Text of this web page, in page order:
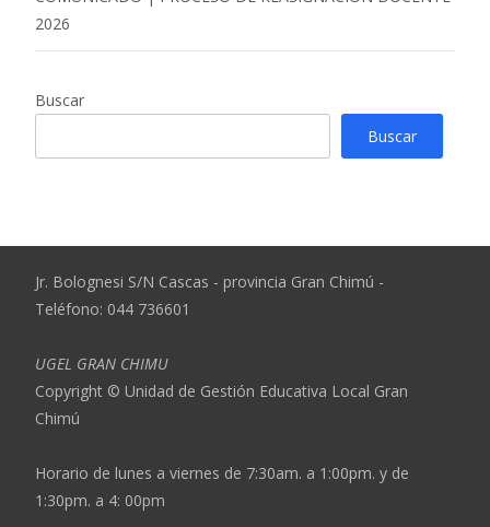
2026
Buscar
Buscar
Jr. Bolognesi S/N Cascas - provincia Gran Chimú -
Teléfono: 044 736601
UGEL GRAN CHIMU
Copyright © Unidad de Gestión Educativa Local Gran
Chimú
Horario de lunes a viernes de 7:30am. a 1:00pm. y de
1:30pm. a 4: 00pm